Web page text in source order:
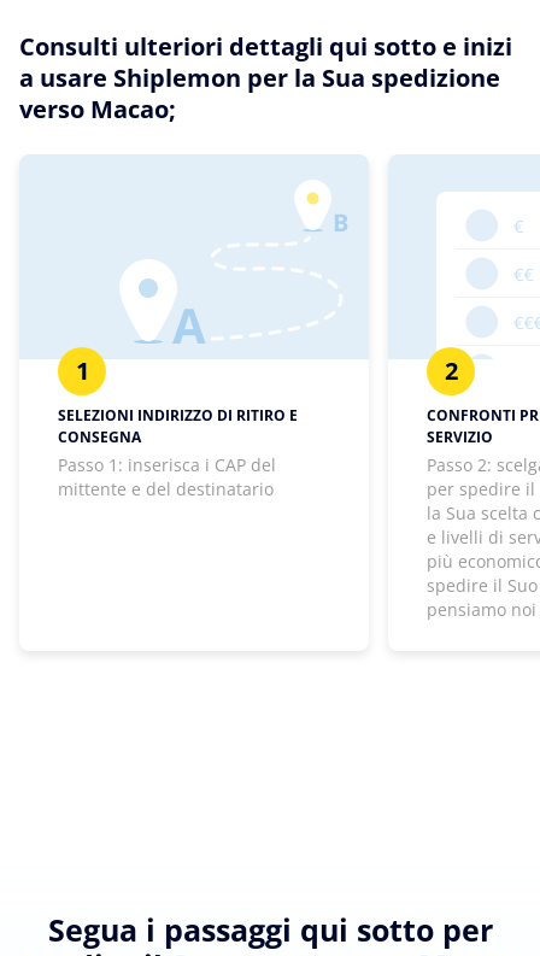
Consulti ulteriori dettagli qui sotto e inizi
a usare Shiplemon per la Sua spedizione
verso Macao;
1
SELEZIONI INDIRIZZO DI RITIRO E
CONSEGNA
Passo 1: inserisca i CAP del
mittente e del destinatario
2
CONFRONTI
SERVIZIO
Passo 2:
per spedire il
la Sua scelta
e livelli di
più
spedire il Suo
pensiamo noi
Segua i passaggi qui sotto per